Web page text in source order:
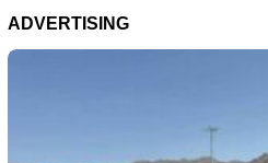
ADVERTISING